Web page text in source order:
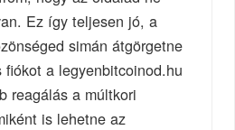
Ez így teljesen jó, a
simán átgörgetne
fiókot a legyenbitcoinod.hu
reagálás a múltkori
is lehetne az